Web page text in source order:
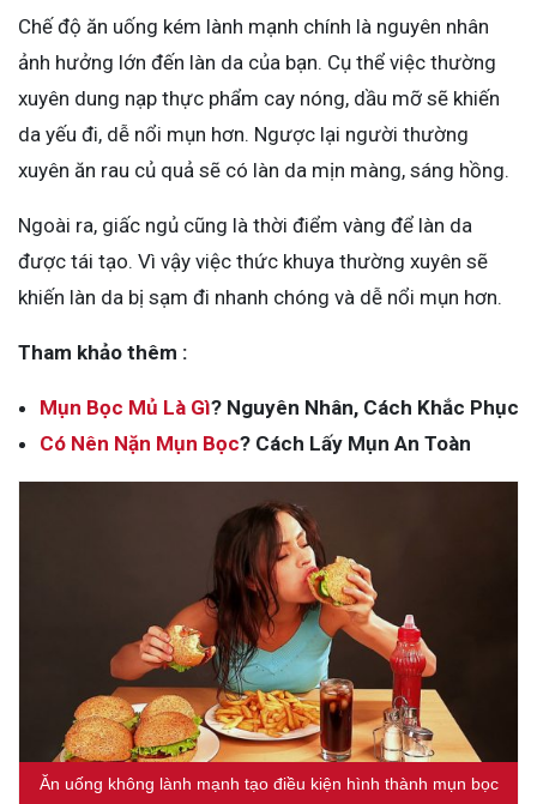
Chế độ ăn uống kém lành mạnh chính là nguyên nhân
ảnh hưởng lớn đến làn da của bạn. Cụ thể việc thường
xuyên dung nạp thực phẩm cay nóng, dầu mỡ sẽ khiến
da yếu đi, dễ nổi mụn hơn. Ngược lại người thường
xuyên ăn rau củ quả sẽ có làn da mịn màng, sáng hồng.
Ngoài ra, giấc ngủ cũng là thời điểm vàng để làn da
được tái tạo. Vì vậy việc thức khuya thường xuyên sẽ
khiến làn da bị sạm đi nhanh chóng và dễ nổi mụn hơn.
Tham khảo thêm :
Mụn Bọc Mủ Là Gì? Nguyên Nhân, Cách Khắc Phục
Có Nên Nặn Mụn Bọc? Cách Lấy Mụn An Toàn
Ăn uống không lành mạnh tạo điều kiện hình thành mụn bọc